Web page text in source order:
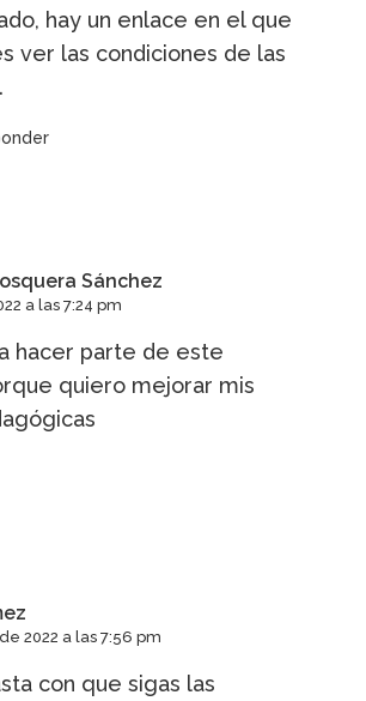
hay un enlace en el que
ver las condiciones de las
Sánchez
a las 7:24 pm
hacer parte de este
quiero mejorar mis
2022 a las 7:56 pm
con que sigas las